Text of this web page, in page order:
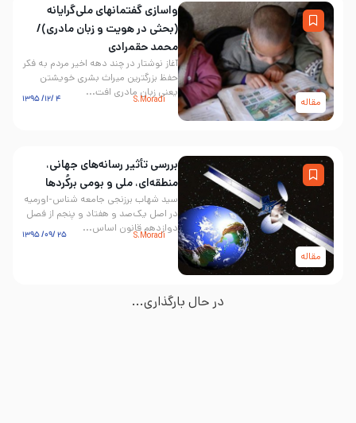
مقاله
واسازی گفتمانهای ملی‌گرایانه
(بحثی در هویت و زبان مادری)/
محمد حقمرادی
آغاز نوشتار در چند دهه اخیر مردم به فکر
حفظ بزرگترین میراث بشری خویشتن
یعنی زبان مادری افت...
S.Moradi ۴ /۱۲/ ۱۳۹۵
مقاله
بررسی تأثیر رسانه‌های جهانی،
منطقه‌ای، ملی و بومی برکُردها
سید شهاب برزنجی جامعه شناس-اورمیه
در اصل یک‌صد و هفتاد و پنجم از فصل
دوازدهمِ قانون اساس...
S.Moradi ۲۵ /۰۹/ ۱۳۹۵
در حال بارگذاری...